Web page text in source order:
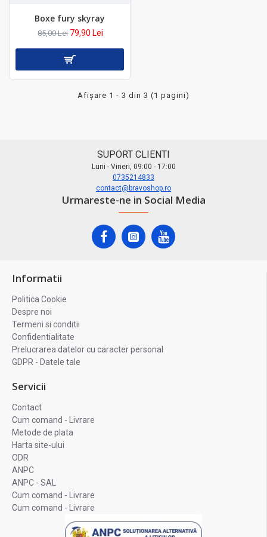
Boxe fury skyray
85,00 Lei 79,90 Lei
Afişare 1 - 3 din 3 (1 pagini)
SUPORT CLIENTI
Luni - Vineri, 09:00 - 17:00
0735214833
contact@bravoshop.ro
Urmareste-ne in Social Media
Informatii
Politica Cookie
Despre noi
Termeni si conditii
Confidentialitate
Prelucrarea datelor cu caracter personal
GDPR - Datele tale
Servicii
Contact
Cum comand - Livrare
Metode de plata
Harta site-ului
ODR
ANPC
ANPC - SAL
Cum comand - Livrare
Cum comand - Livrare